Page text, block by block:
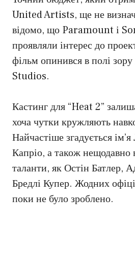
United Artists, ще не
відомо, що Paramount і
проявляли інтерес до
фільм опинився в полі
Studios.
Кастинг для “Heat 2”
хоча чутки кружляють
Найчастіше згадується
Капріо, а також нещодавно
таланти, як Остін Батлер,
Бредлі Купер. Жодних
поки не було зроблено.